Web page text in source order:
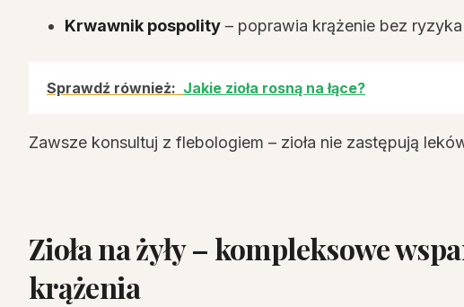
Krwawnik pospolity – poprawia krążenie bez
Sprawdź również: Jakie zioła rosną na łące?
Zawsze konsultuj z flebologiem – zioła nie zastępują
Zioła na żyły – kompleksowe
krążenia